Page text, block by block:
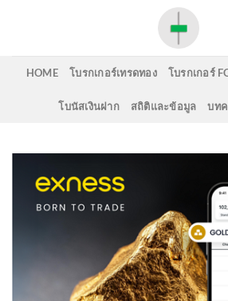
HOME โบรกเกอร์เทรดทอง โบรกเกอร์
โบนัสเงินฝาก สถิติและข้อมูล บท